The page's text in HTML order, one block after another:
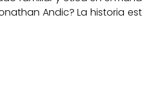
Andic? La historia